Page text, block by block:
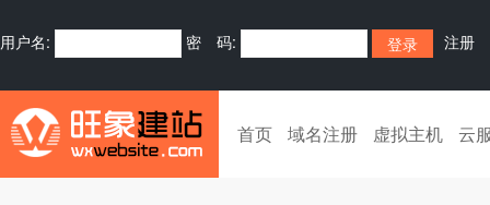
用户名: 密 码: 注册
首页 域名注册 虚拟主机 云